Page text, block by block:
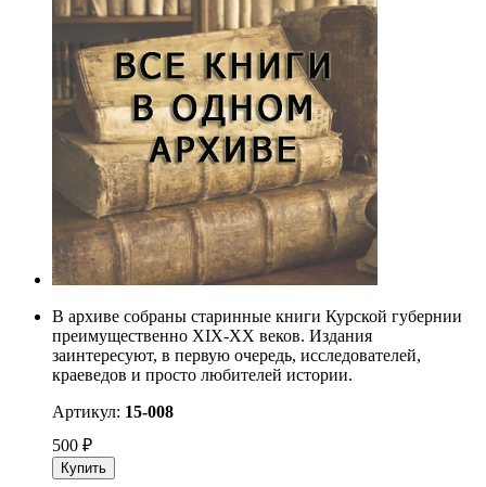
В архиве собраны старинные книги Курской губернии
преимущественно XIX-ХХ веков. Издания
заинтересуют, в первую очередь, исследователей,
краеведов и просто любителей истории.
Артикул: 15-008
500 ₽
Купить